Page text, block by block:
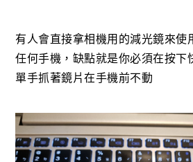
有人會直接拿相機用的減光鏡來使
任何手機，缺點就是你必須在按下
單手抓著鏡片在手機前不動